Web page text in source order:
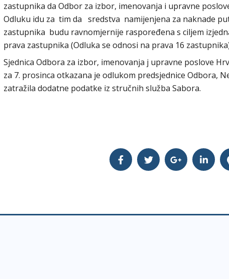
zastupnika da Odbor za izbor, imenovanja i upravne
Odluku idu za tim da sredstva namijenjena za naknade
zastupnika budu ravnomjernije raspoređena s ciljem
prava zastupnika (Odluka se odnosi na prava 16
Sjednica Odbora za izbor, imenovanja j upravne poslove
za 7. prosinca otkazana je odlukom predsjednice Odbora,
zatražila dodatne podatke iz stručnih služba Sabora.